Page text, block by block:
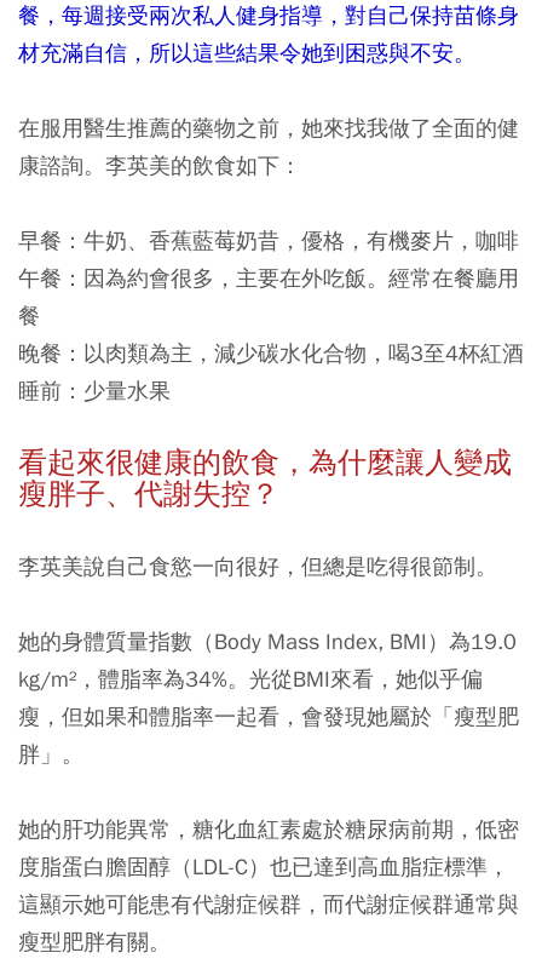
餐，每週接受兩次私人健身指導，對自己保持苗條身
材充滿自信，所以這些結果令她到困惑與不安。
在服用醫生推薦的藥物之前，她來找我做了全面的健
康諮詢。李英美的飲食如下：
早餐： 牛奶、香蕉藍莓奶昔，優格，有機麥片，咖啡
午餐： 因為約會很多，主要在外吃飯。經常在餐廳用
餐
晚餐： 以肉類為主，減少碳水化合物，喝3至4杯紅酒
睡前： 少量水果
看起來很健康的飲食，為什麼讓人變成
瘦胖子、代謝失控？
李英美說自己食慾一向很好，但總是吃得很節制。
她的身體質量指數（Body Mass Index, BMI）為19.0
kg/m²，體脂率為34%。光從BMI來看，她似乎偏
瘦，但如果和體脂率一起看，會發現她屬於「瘦型肥
胖」。
她的肝功能異常，糖化血紅素處於糖尿病前期，低密
度脂蛋白膽固醇（LDL-C）也已達到高血脂症標準，
這顯示她可能患有代謝症候群，而代謝症候群通常與
瘦型肥胖有關。